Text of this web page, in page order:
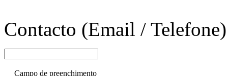
Contacto (Email /
Campo de preenchimento